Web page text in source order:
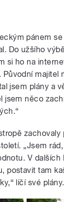
pánem
Do užšího
si ho na
majitel
jsem plány a
jsem něco
„Jsem
V
postavit tam
líčí své plány.